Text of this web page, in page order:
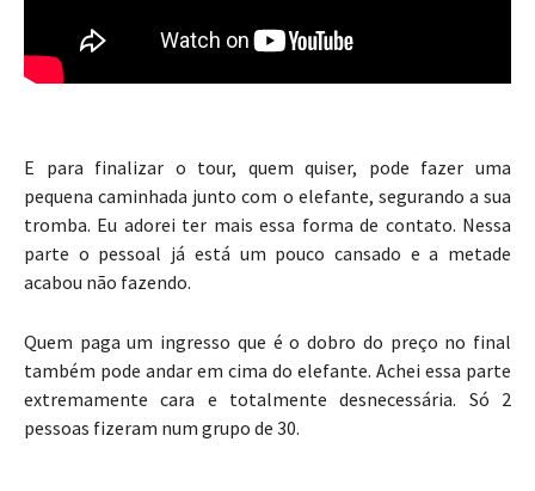
E para finalizar o tour, quem quiser, pode fazer uma
pequena caminhada junto com o elefante, segurando a sua
tromba. Eu adorei ter mais essa forma de contato. Nessa
parte o pessoal já está um pouco cansado e a metade
acabou não fazendo.
Quem paga um ingresso que é o dobro do preço no final
também pode andar em cima do elefante. Achei essa parte
extremamente cara e totalmente desnecessária. Só 2
pessoas fizeram num grupo de 30.